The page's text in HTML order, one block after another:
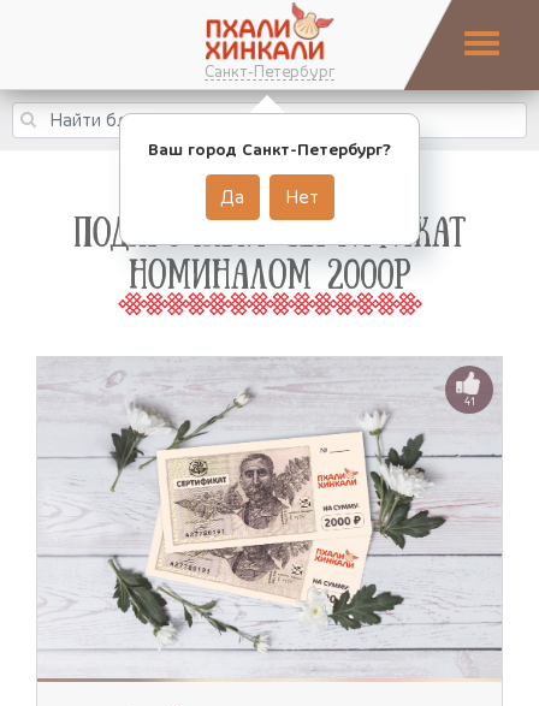
Санкт-Петербург
Ваш город Санкт-Петербург?
Да Нет
ПОДАРОЧНЫЙ СЕРТИФИКАТ
НОМИНАЛОМ 2000Р
41